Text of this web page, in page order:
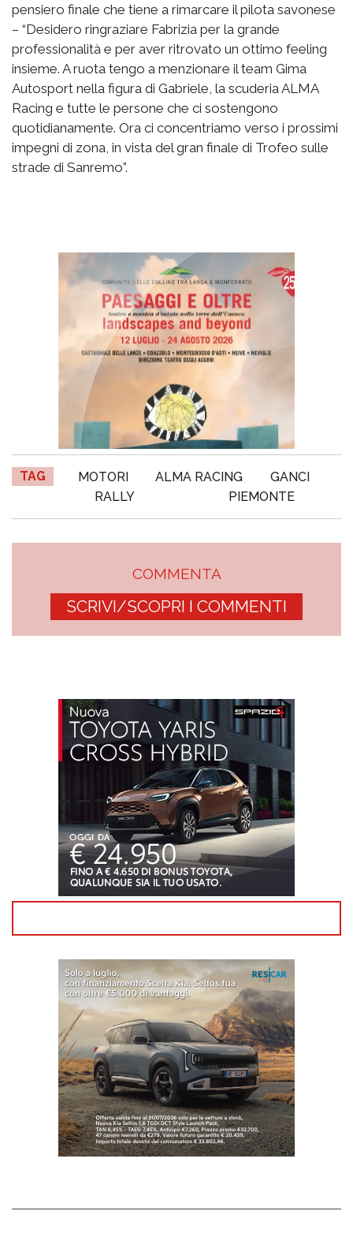
pensiero finale che tiene a rimarcare il pilota savonese
– “Desidero ringraziare Fabrizia per la grande
professionalità e per aver ritrovato un ottimo feeling
insieme. A ruota tengo a menzionare il team Gima
Autosport nella figura di Gabriele, la scuderia ALMA
Racing e tutte le persone che ci sostengono
quotidianamente. Ora ci concentriamo verso i prossimi
impegni di zona, in vista del gran finale di Trofeo sulle
strade di Sanremo”.
TAG MOTORI ALMA RACING
GANCI
RALLY
PIEMONTE
COMMENTA
SCRIVI/SCOPRI I COMMENTI